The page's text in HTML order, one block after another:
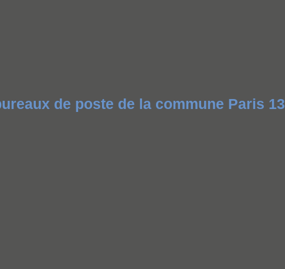
de poste de la commune Paris 13